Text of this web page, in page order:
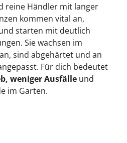
reine Händler mit langer
kommen vital an,
starten mit deutlich
Sie wachsen im
sind abgehärtet und an
Für dich bedeutet
weniger Ausfälle und
im Garten.